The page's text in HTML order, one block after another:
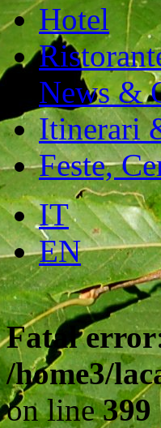
Hotel
News &
Itinerari
Feste,
IT
EN
Fatal error
/home3/
on line399